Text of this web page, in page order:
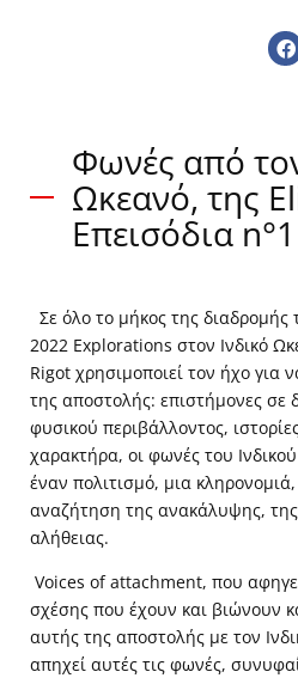
Φωνές από
Ωκεανό, της
Επεισόδια
Σε όλο το μήκος της
2022 Explorations στον Ινδικό
Rigot χρησιμοποιεί τον ήχο για
της αποστολής: επιστήμονες
φυσικού περιβάλλοντος,
χαρακτήρα, οι φωνές του
έναν πολιτισμό, μια
αναζήτηση της ανακάλυψης,
αλήθειας.
Voices of attachment, που
σχέσης που έχουν και βιώνουν
αυτής της αποστολής με τον
απηχεί αυτές τις φωνές,